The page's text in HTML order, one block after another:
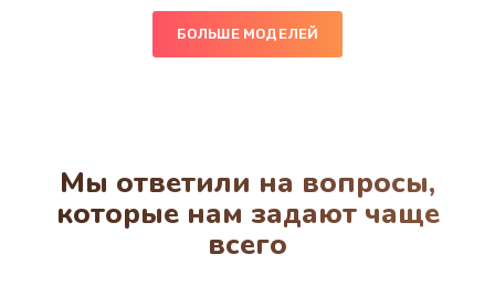
БОЛЬШЕ МОДЕЛЕЙ
Мы ответили на вопросы,
которые нам задают чаще
всего